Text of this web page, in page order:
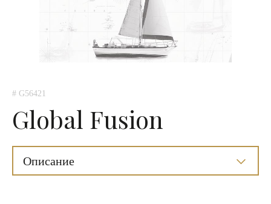
# G56421
Global Fusion
Описание